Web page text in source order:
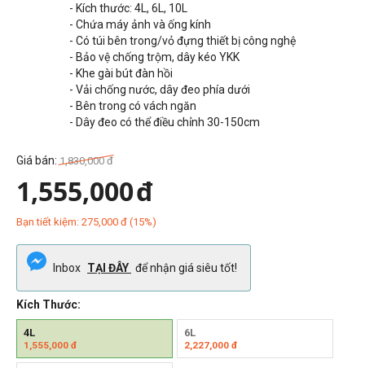
- Kích thước: 4L, 6L, 10L
- Chứa máy ảnh và ống kính
- Có túi bên trong/vỏ đựng thiết bị công nghệ
- Bảo vệ chống trộm, dây kéo YKK
- Khe gài bút đàn hồi
- Vải chống nước, dây đeo phía dưới
- Bên trong có vách ngăn
- Dây đeo có thể điều chỉnh 30-150cm
Giá bán: 1,830,000 đ
1,555,000đ
Bạn tiết kiệm: 275,000 đ (15%)
Inbox TẠI ĐÂY để nhận giá siêu tốt!
Kích Thước:
4L
1,555,000 đ
6L
2,227,000đ